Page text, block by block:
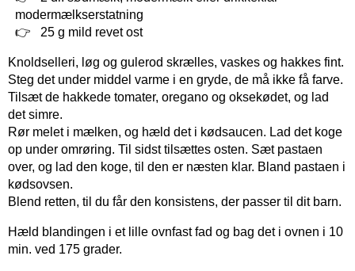
modermælkserstatning
25 g mild revet ost
Knoldselleri, løg og gulerod skrælles, vaskes og hakkes fint.
Steg det under middel varme i en gryde, de må ikke få farve.
Tilsæt de hakkede tomater, oregano og oksekødet, og lad
det simre.
Rør melet i mælken, og hæld det i kødsaucen. Lad det koge
op under omrøring. Til sidst tilsættes osten. Sæt pastaen
over, og lad den koge, til den er næsten klar. Bland pastaen i
kødsovsen.
Blend retten, til du får den konsistens, der passer til dit barn.
Hæld blandingen i et lille ovnfast fad og bag det i ovnen i 10
min. ved 175 grader.